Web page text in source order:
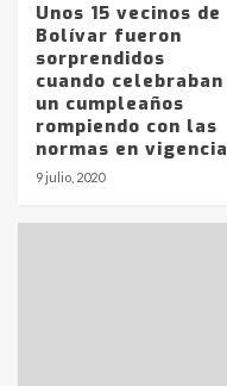
Unos 15 vecinos de
Bolívar fueron
sorprendidos
cuando celebraban
un cumpleaños
rompiendo con las
normas en vigencia
9 julio, 2020